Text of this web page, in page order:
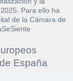
Para ello ha
de la Cámara de